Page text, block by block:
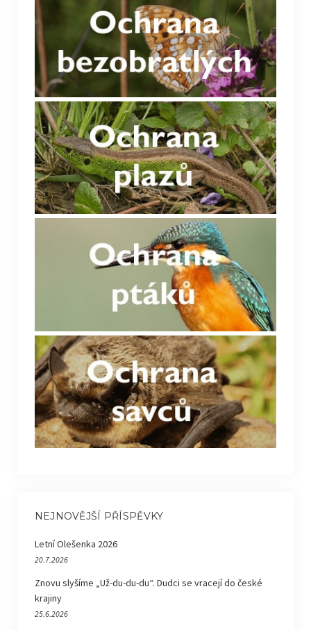
NEJNOVĚJŠÍ PŘÍSPĚVKY
Letní Olešenka 2026
20.7.2026
Znovu slyšíme „Už-du-du-du“. Dudci se vracejí do české
krajiny
25.6.2026